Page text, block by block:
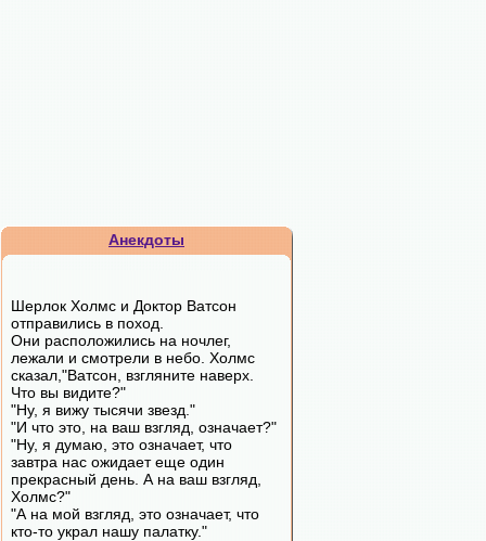
Анекдоты
Шерлок Холмс и Доктор Ватсон
отправились в поход.
Они расположились на ночлег,
лежали и смотрели в небо. Холмс
сказал,"Ватсон, взгляните наверх.
Что вы видите?"
"Ну, я вижу тысячи звезд."
"И что это, на ваш взгляд, означает?"
"Ну, я думаю, это означает, что
завтра нас ожидает еще один
прекрасный день. А на ваш взгляд,
Холмс?"
"А на мой взгляд, это означает, что
кто-то украл нашу палатку."